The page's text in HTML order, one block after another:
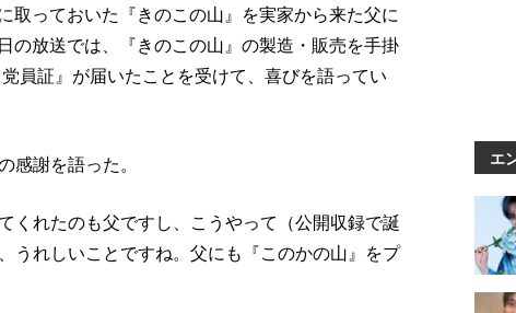
取っておいた『きのこの山』を実家から来た父に
の放送では、『きのこの山』の製造・販売を手掛
員証』が届いたことを受けて、喜びを語ってい
感謝を語った。
くれたのも父ですし、こうやって（公開収録で誕
うれしいことですね。父にも『このかの山』をプ
エ